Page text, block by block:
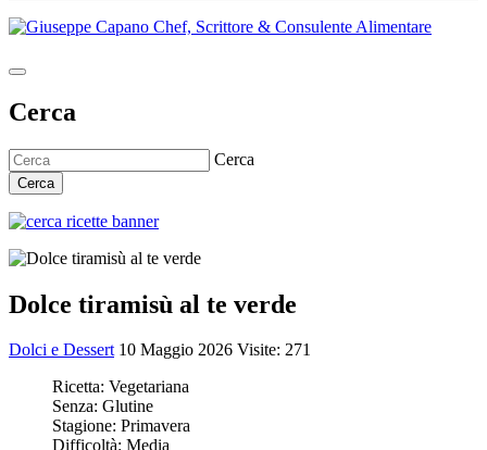
Cerca
Cerca
Cerca
Dolce tiramisù al te verde
Dolci e Dessert 10 Maggio 2026 Visite: 271
Ricetta: Vegetariana
Senza: Glutine
Stagione: Primavera
Difficoltà: Media